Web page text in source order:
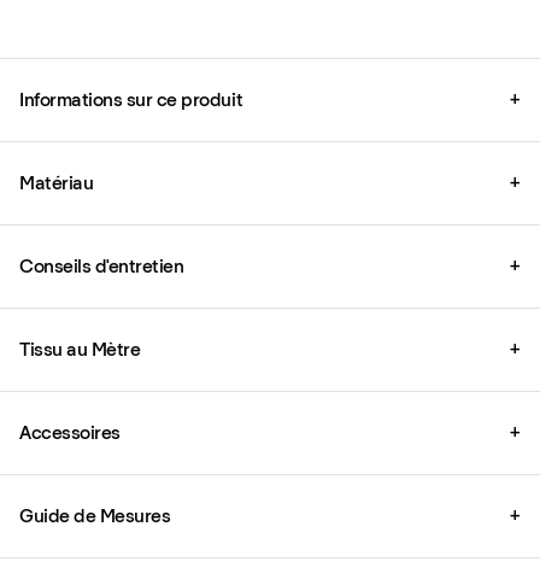
Informations sur ce produit +
Matériau +
Conseils d'entretien +
Tissu au Mètre +
Accessoires +
Guide de Mesures +